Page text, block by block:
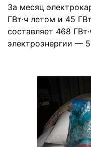
За месяц
ГВт∙ч летом и 45
составляет 468
электроэнергии —